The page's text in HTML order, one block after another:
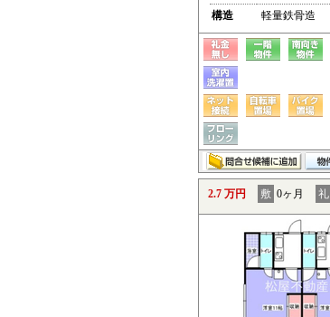
構造
軽量鉄骨造
2.7 万円 敷 0ヶ月 礼